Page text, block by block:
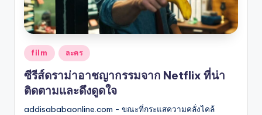
Posted
in
film ละคร
ซีรีส์ดราม่าอาชญากรรมจาก Netflix ที่น่า
ติดตามและดึงดูดใจ
addisababaonline.com - ขณะที่กระแสความคลั่งไคล้